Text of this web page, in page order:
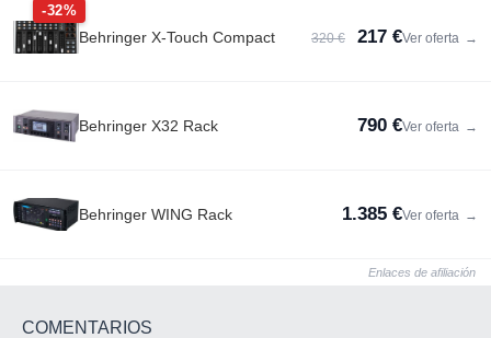
-32%
Behringer X-Touch Compact 320 € 217 €Ver oferta →
Behringer X32 Rack 790 €Ver oferta →
Behringer WING Rack 1.385 €Ver oferta →
Enlaces de afiliación
COMENTARIOS